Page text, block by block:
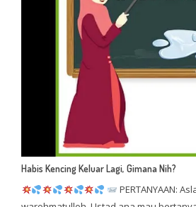
Habis Kencing Keluar Lagi, Gimana Nih?
PERTANYAAN: